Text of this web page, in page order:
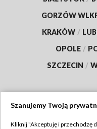
GORZÓW
KRAKÓW /
OPOLE /
SZCZECIN /
Szanujemy Twoją
Kliknij "Akceptuję i przechodzę